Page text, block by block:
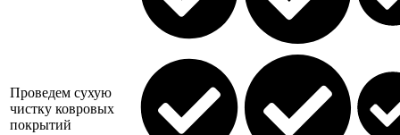
Проведем сухую
чистку ковровых
покрытий